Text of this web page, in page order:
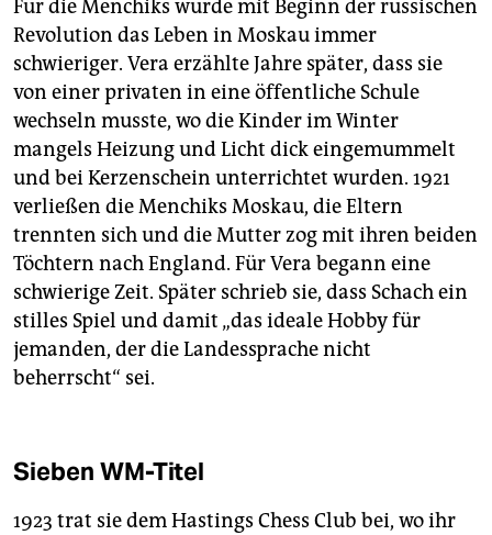
Für die Menchiks wurde mit Beginn der russischen
Revolution das Leben in Moskau immer
schwieriger. Vera erzählte Jahre später, dass sie
von einer privaten in eine öffentliche Schule
wechseln musste, wo die Kinder im Winter
mangels Heizung und Licht dick eingemummelt
und bei Kerzenschein unterrichtet wurden. 1921
verließen die Menchiks Moskau, die Eltern
trennten sich und die Mutter zog mit ihren beiden
Töchtern nach England. Für Vera begann eine
schwierige Zeit. Später schrieb sie, dass Schach ein
stilles Spiel und damit „das ideale Hobby für
jemanden, der die Landessprache nicht
beherrscht“ sei.
Sieben WM-Titel
1923 trat sie dem Hastings Chess Club bei, wo ihr